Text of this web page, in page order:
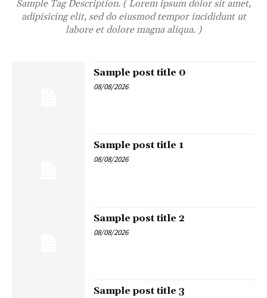
Sample Tag Description. ( Lorem ipsum dolor sit amet,
adipisicing elit, sed do eiusmod tempor incididunt ut
labore et dolore magna aliqua. )
Sample post title 0
08/08/2026
Sample post title 1
08/08/2026
Sample post title 2
08/08/2026
Sample post title 3